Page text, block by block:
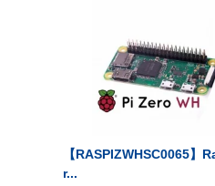
【RASPIZWHSC0065】
r...